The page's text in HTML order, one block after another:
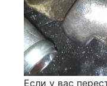
Если у вас